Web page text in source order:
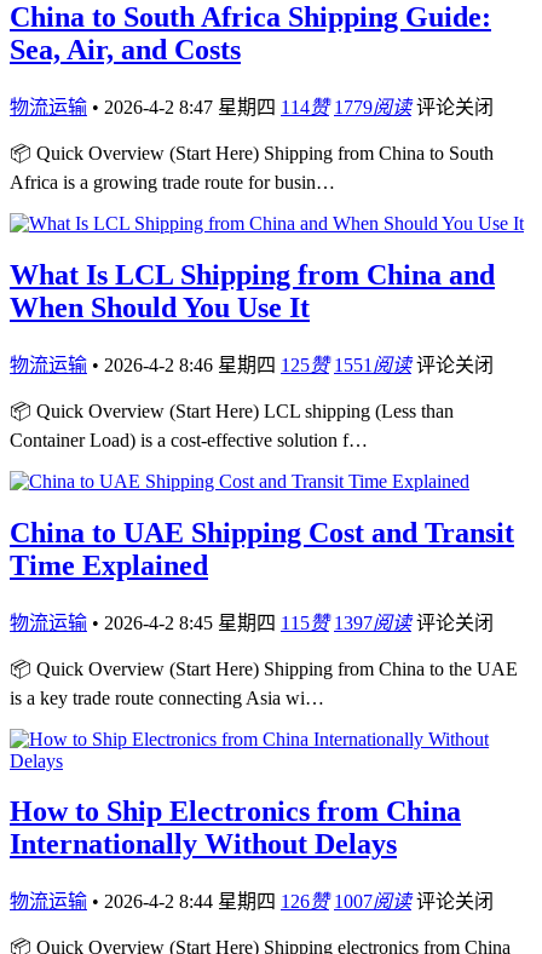
China to South Africa Shipping Guide:
Sea, Air, and Costs
物流运输 • 2026-4-2 8:47 星期四 114赞 1779阅读 评论关闭
📦 Quick Overview (Start Here) Shipping from China to South
Africa is a growing trade route for busin…
What Is LCL Shipping from China and
When Should You Use It
物流运输 • 2026-4-2 8:46 星期四 125赞 1551 阅读 评论关闭
📦 Quick Overview (Start Here) LCL shipping (Less than
Container Load) is a cost-effective solution f…
China to UAE Shipping Cost and Transit
Time Explained
物流运输 • 2026-4-2 8:45 星期四 115赞 1397阅读 评论关闭
📦 Quick Overview (Start Here) Shipping from China to the UAE
is a key trade route connecting Asia wi…
How to Ship Electronics from China
Internationally Without Delays
物流运输 • 2026-4-2 8:44 星期四 126赞 1007阅读 评论关闭
📦 Quick Overview (Start Here) Shipping electronics from China